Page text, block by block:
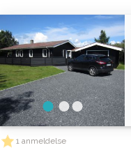
1 anmeldelse